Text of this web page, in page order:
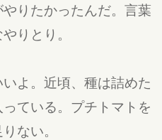
りたかったんだ。言葉
りとり。
よ。近頃、種は詰めた
ている。プチトマトを
ない。